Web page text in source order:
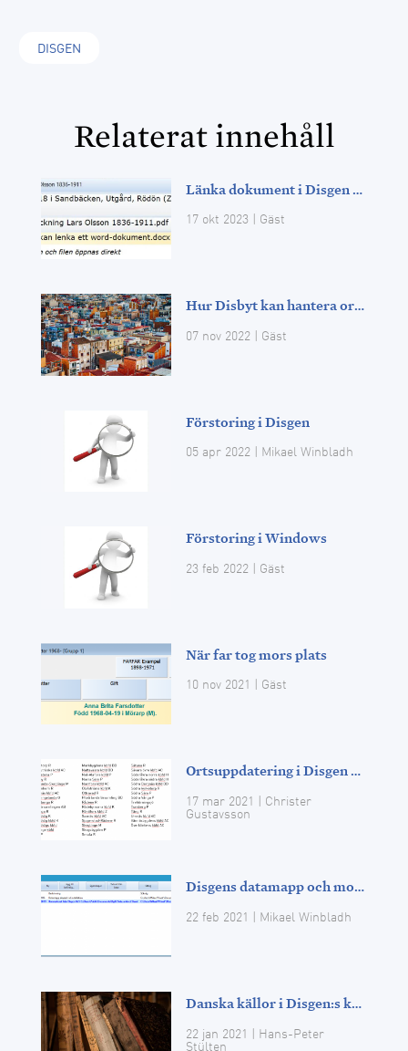
DISGEN
Relaterat innehåll
Länka dokument i Disgen 2023
17 okt 2023 Gäst
Hur Disbyt kan hantera orter i utlandet
07 nov 2022 Gäst
Förstoring i Disgen
05 apr 2022 | Mikael Winbladh
Förstoring i Windows
23 feb 2022 Gäst
När far tog mors plats
10 nov 2021 Gäst
Ortsuppdatering i Disgen 2021
17 mar 2021
| Christer
Gustavsson
Disgens datamapp och molntjänster
22 feb 2021 | Mikael Winbladh
Danska källor i Disgen:s källträd
22 jan 2021
| Hans-Peter
Stülten